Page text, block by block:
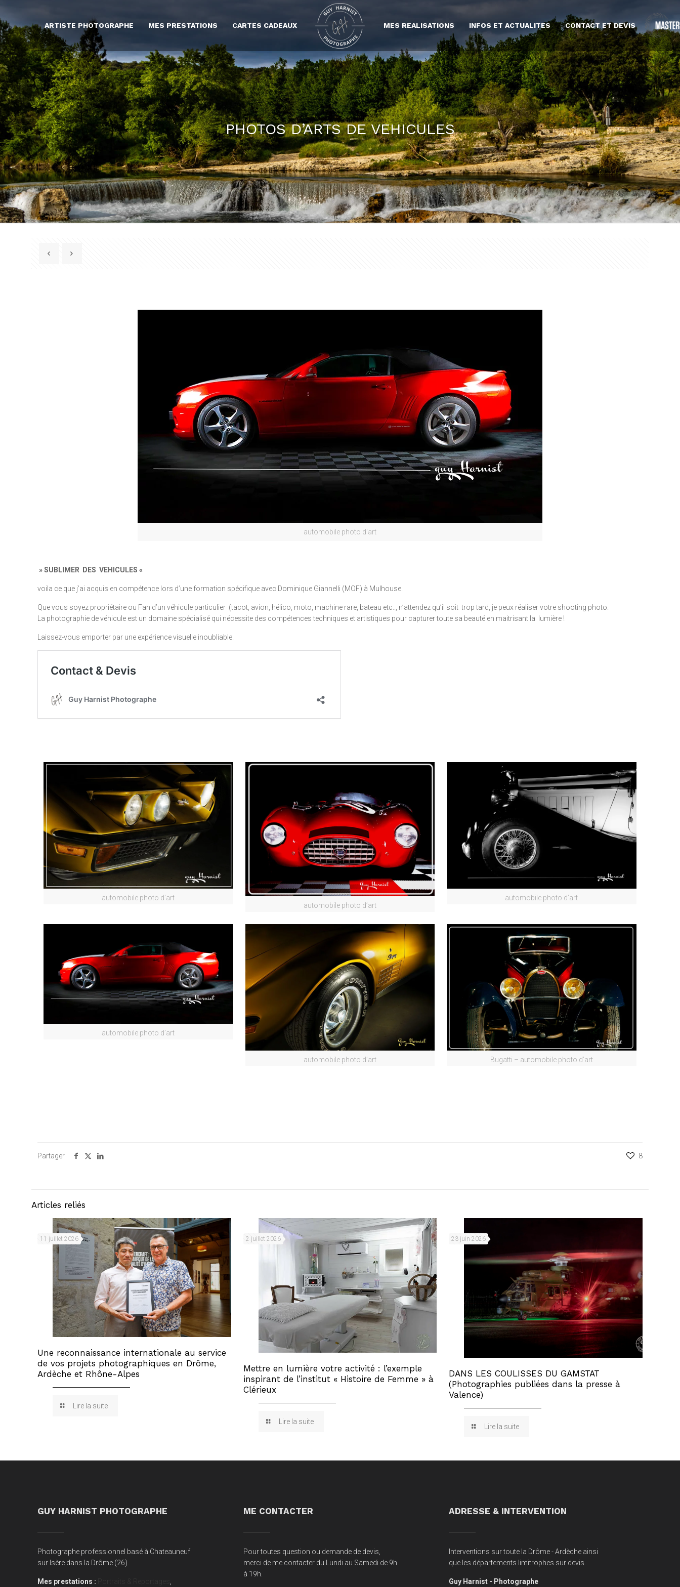
ARTISTE PHOTOGRAPHE MES PRESTATIONS CARTES CADEAUX MES REALISATIONS INFOS ET ACTUALITES CONTACT ET DEVIS
PHOTOS D’ARTS DE VEHICULES
automobile photo d'art
» SUBLIMER DES VEHICULES «
voila ce que j’ai acquis en compétence lors d’une formation spécifique avec Dominique Giannelli (MOF) à Mulhouse.
Que vous soyez propriétaire ou Fan d’un véhicule particulier (tacot, avion, hélico, moto, machine rare, bateau etc.., n’attendez qu’il soit trop tard, je peux réaliser votre shooting photo.
La photographie de véhicule est un domaine spécialisé qui nécessite des compétences techniques et artistiques pour capturer toute sa beauté en maitrisant la lumière !
Laissez-vous emporter par une expérience visuelle inoubliable.
automobile photo d’art
automobile photo d’art
automobile photo d’art
automobile photo d’art
automobile photo d’art Bugatti – automobile photo d’art
Partager 8
Articles reliés
11 juillet 2026
Une reconnaissance internationale au service
de vos projets photographiques en Drôme,
Ardèche et Rhône-Alpes
Lire la suite
2 juillet 2026
Mettre en lumière votre activité : l’exemple
inspirant de l’institut « Histoire de Femme » à
Clérieux
Lire la suite
23 juin 2026
DANS LES COULISSES DU GAMSTAT
(Photographies publiées dans la presse à
Valence)
Lire la suite
GUY HARNIST PHOTOGRAPHE
Photographe professionnel basé à Chateauneuf
sur Isère dans la Drôme (26).
Mes prestations :
ME CONTACTER
Pour toutes question ou demande de devis,
merci de me contacter du Lundi au Samedi de 9h
à 19h.
ADRESSE & INTERVENTION
Interventions sur toute la Drôme - Ardèche ainsi
que les départements limitrophes sur devis.
Guy Harnist - Photographe